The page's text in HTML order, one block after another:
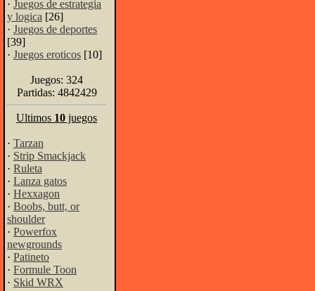
· Juegos de estrategia
y logica [26]
· Juegos de deportes
[39]
· Juegos eroticos [10]
Juegos: 324
Partidas: 4842429
Ultimos 10 juegos
· Tarzan
· Strip Smackjack
· Ruleta
· Lanza gatos
· Hexxagon
· Boobs, butt, or
shoulder
· Powerfox
newgrounds
· Patineto
· Formule Toon
· Skid WRX